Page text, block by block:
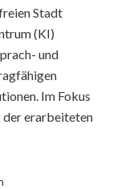
Stadt
(KI)
und
Im Fokus
der erarbeiteten